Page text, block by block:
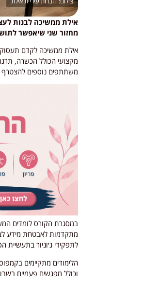
אילת ממשיכה לבנות
מחזור שני שיאפשר
אילת ממשיכה לקדם
משתתפים נוספים להצטרף
במסגרת הקורס לומדים
מתקדמות לאבטחת מידע
לתפקידי ג׳וניור בתעשיית
הלימודים מתקיימים
וכולל מפגשים פעמיים